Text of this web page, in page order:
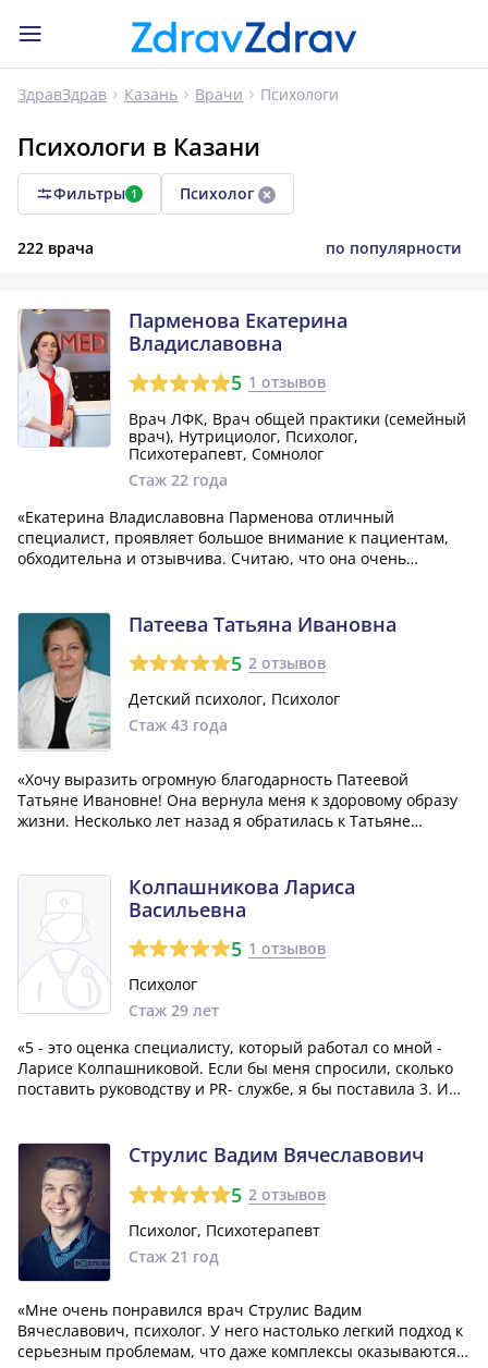
ЗдравЗдрав Казань Врачи Психологи
Психологи в Казани
Фильтры 1 Психолог
222 врача по популярности
Парменова Екатерина
Владиславовна
5 1 отзывов
Врач ЛФК, Врач общей практики (семейный
врач), Нутрициолог, Психолог,
Психотерапевт, Сомнолог
Стаж 22 года
«Екатерина Владиславовна Парменова отличный
специалист, проявляет большое внимание к пациентам,
обходительна и отзывчива. Считаю, что она очень
преданными своему делу, это было бы здоров...»
Патеева Татьяна Ивановна
5 2 отзывов
Детский психолог, Психолог
Стаж 43 года
«Хочу выразить огромную благодарность Патеевой
Татьяне Ивановне! Она вернула меня к здоровому образу
жизни. Несколько лет назад я обратилась к Татьяне
поймет. Она помогла мне выйти из этого...»
Колпашникова Лариса
Васильевна
5 1 отзывов
Психолог
Стаж 29 лет
«5 - это оценка специалисту, который работал со мной -
Ларисе Колпашниковой. Если бы меня спросили, сколько
поставить руководству и PR- службе, я бы поставила 3. И
дисконтка потребо...»Струлис Вадим Вячеславович
5 2 отзывов
Психолог, Психотерапевт
Стаж 21 год
«Мне очень понравился врач Струлис Вадим
Вячеславович, психолог. У него настолько легкий подход к
серьезным проблемам, что даже комплексы оказываются